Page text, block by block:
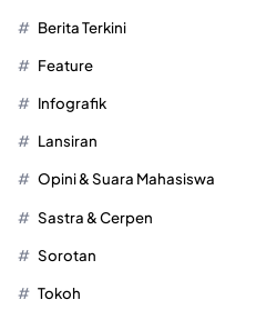
Berita Terkini
Feature
Infografik
Lansiran
Opini & Suara Mahasiswa
Sastra & Cerpen
Sorotan
Tokoh